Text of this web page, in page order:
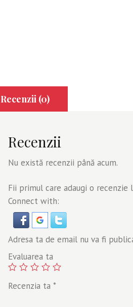
Recenzii (0)
Recenzii
Nu există recenzii până acum.
Fii primul care adaugi o recenzie
Connect with:
Adresa ta de email nu va fi
Evaluarea ta
Recenzia ta *